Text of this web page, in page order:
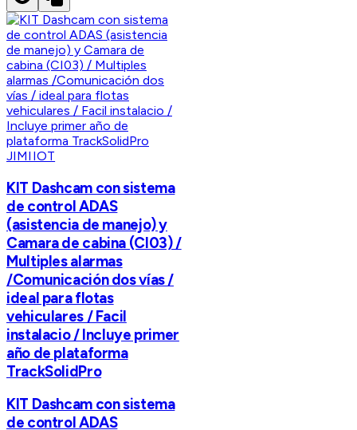
JIMIIOT
KIT Dashcam con sistema
de control ADAS
(asistencia de manejo) y
Camara de cabina (CI03) /
Multiples alarmas
/Comunicación dos vías /
ideal para flotas
vehiculares / Facil
instalacio / Incluye primer
año de plataforma
TrackSolidPro
KIT Dashcam con sistema
de control ADAS